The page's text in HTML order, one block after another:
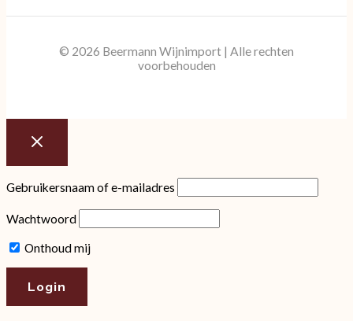
© 2026 Beermann Wijnimport | Alle rechten
voorbehouden
Gebruikersnaam of e-mailadres
Wachtwoord
Onthoud mij